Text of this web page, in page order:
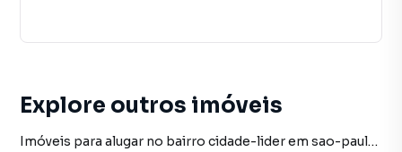
Explore outros imóveis
Imóveis para alugar no bairro cidade-lider em sao-paulo sp